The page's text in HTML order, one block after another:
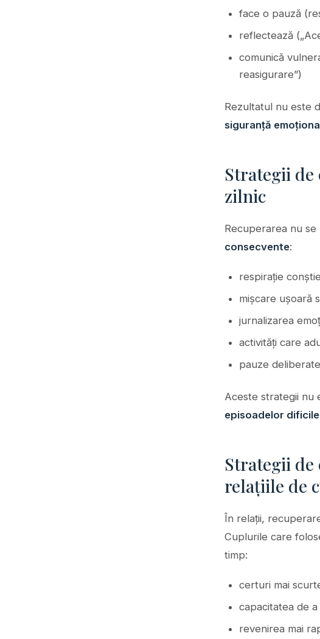
face o pauză
reflectează
comunică
reasigurare”)
Rezultatul nu este
siguranță
Strategii
zilnic
Recuperarea nu
consecvente:
respirație
mișcare ușoară
jurnalizarea
activități care
pauze
Aceste strategii nu
episoadelor dificile
Strategii
relațiile de
În relații,
Cuplurile care
timp:
certuri mai
capacitatea de
revenirea mai